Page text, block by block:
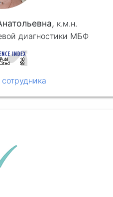
к.м.н.
диагностики МБФ